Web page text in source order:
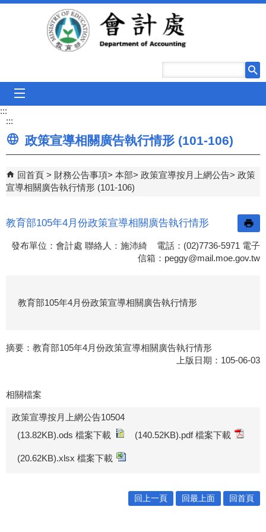
跳到主要內容區塊
:::
:::
政策宣導相關廣告執行情形 (101-106)
回首頁 財務公告事項 本部 政策宣導按月上網公告
政策
宣導相關廣告執行情形 (101-106)
教育部105年4月份政策宣導相關廣告執行情形
發布單位：會計處 聯絡人：施沛綺 電話：(02)7736-5971 電子
信箱： peggy@mail.moe.gov.tw
教育部105年4月份政策宣導相關廣告執行情形
摘要： 教育部105年4月份政策宣導相關廣告執行情形
上版日期：105-06-03
相關檔案
政策宣導按月上網公告10504
(13.82KB).ods 檔案下載
(140.52KB).pdf 檔案下載
(20.62KB).xlsx 檔案下載
回上一頁 回最上面 回首頁